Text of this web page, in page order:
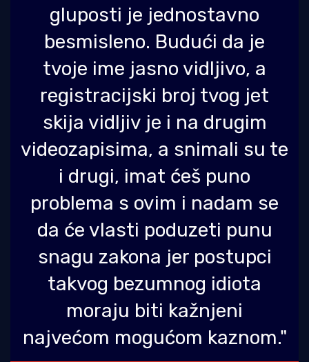
gluposti je jednostavno
besmisleno. Budući da je
tvoje ime jasno vidljivo, a
registracijski broj tvog jet
skija vidljiv je i na drugim
videozapisima, a snimali su te
i drugi, imat ćeš puno
problema s ovim i nadam se
da će vlasti poduzeti punu
snagu zakona jer postupci
takvog bezumnog idiota
moraju biti kažnjeni
najvećom mogućom kaznom."